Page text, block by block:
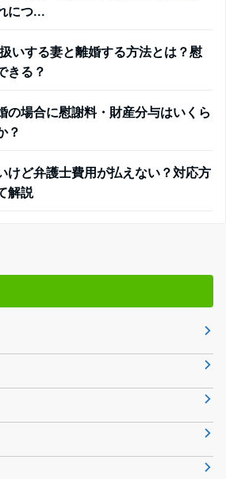
につ...
いする妻と離婚する方法とは？慰
きる？
の場合に慰謝料・財産分与はいくら
？
けど弁護士費用が払えない？対応方
解説